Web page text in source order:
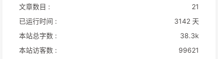
文章数目 :
21
已运行时间 :
3142 天
本站总字数 :
38.3k
本站访客数 :
99621